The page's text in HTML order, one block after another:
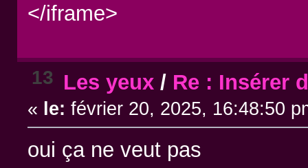
</iframe>
13 Les yeux/ Re : Insérer
« le: février 20, 2025, 16:48:50
oui ça ne veut pas